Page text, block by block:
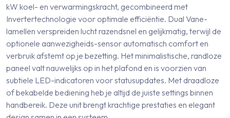
kW koel- en verwarmingskracht, gecombineerd met
Invertertechnologie voor optimale efficiëntie. Dual Vane-
lamellen verspreiden lucht razendsnel en gelijkmatig, terwijl de
optionele aanwezigheids-sensor automatisch comfort en
verbruik afstemt op je bezetting. Het minimalistische, randloze
paneel valt nauwelijks op in het plafond en is voorzien van
subtiele LED-indicatoren voor statusupdates. Met draadloze
of bekabelde bediening heb je altijd de juiste settings binnen
handbereik. Deze unit brengt krachtige prestaties en elegant